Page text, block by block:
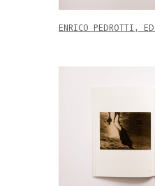
ENRICO PEDROTTI,